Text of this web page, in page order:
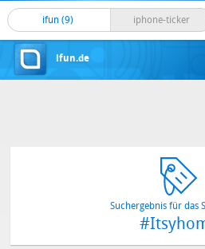
ifun (9) iphone-ticker
ifun.de
Suchergebnis für das